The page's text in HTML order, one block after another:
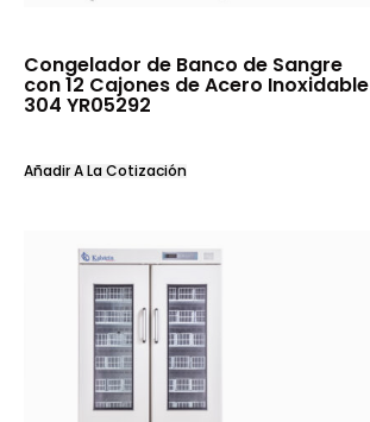
Congelador de Banco de Sangre
con 12 Cajones de Acero Inoxidable
304 YR05292
Añadir A La Cotización